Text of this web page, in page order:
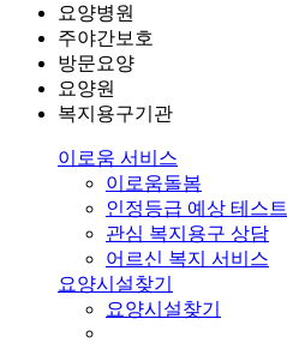
요양병원
주야간보호
방문요양
요양원
복지용구기관
이로움 서비스
이로움돌봄
인정등급 예상 테스트
관심 복지용구 상담
어르신 복지 서비스
요양시설찾기
요양시설찾기